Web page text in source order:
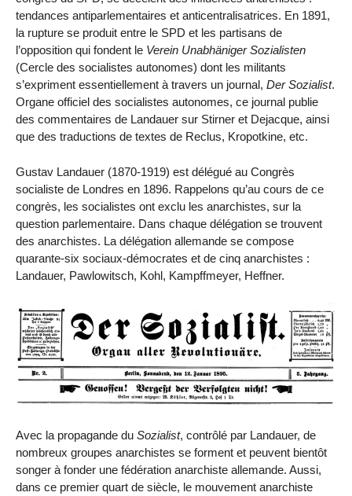
tendances antiparlementaires et anticentralisatrices. En 1891,
la rupture se produit entre le SPD et les partisans de
l’opposition qui fondent le Verein Unabhäniger Sozialisten
(Cercle des socialistes autonomes) dont les militants
s’expriment essentiellement à travers un journal, Der Sozialist.
Organe officiel des socialistes autonomes, ce journal publie
des commentaires de Landauer sur Stirner et Dejacque, ainsi
que des traductions de textes de Reclus, Kropotkine, etc.
Gustav Landauer (1870-1919) est délégué au Congrès
socialiste de Londres en 1896. Rappelons qu’au cours de ce
congrès, les socialistes ont exclu les anarchistes, sur la
question parlementaire. Dans chaque délégation se trouvent
des anarchistes. La délégation allemande se compose
quarante-six sociaux-démocrates et de cinq anarchistes :
Landauer, Pawlowitsch, Kohl, Kampffmeyer, Heffner.
Avec la propagande du Sozialist, contrôlé par Landauer, de
nombreux groupes anarchistes se forment et peuvent bientôt
songer à fonder une fédération anarchiste allemande. Aussi,
dans ce premier quart de siècle, le mouvement anarchiste